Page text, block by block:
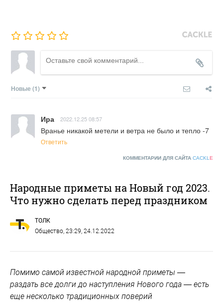
Новые (1)
Ира 2022.12.25 08:57
Вранье никакой метели и ветра не было и тепло -7
Ответить
КОММЕНТАРИИ ДЛЯ САЙТА CACKL E
Народные приметы на Новый год 2023.
Что нужно сделать перед праздником
ТОЛК
Общество , 23:29, 24.12.2022
Помимо самой известной народной приметы —
раздать все долги до наступления Нового года — есть
еще несколько традиционных поверий